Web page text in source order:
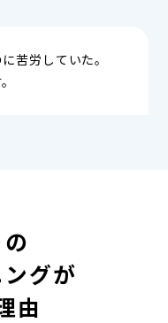
苦労していた。
グが
由